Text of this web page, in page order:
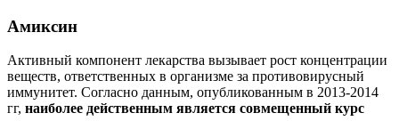
Амиксин
Активный компонент лекарства вызывает рост концентрации
веществ, ответственных в организме за противовирусный
иммунитет. Согласно данным, опубликованным в 2013-2014
гг, наиболее действенным является совмещенный курс